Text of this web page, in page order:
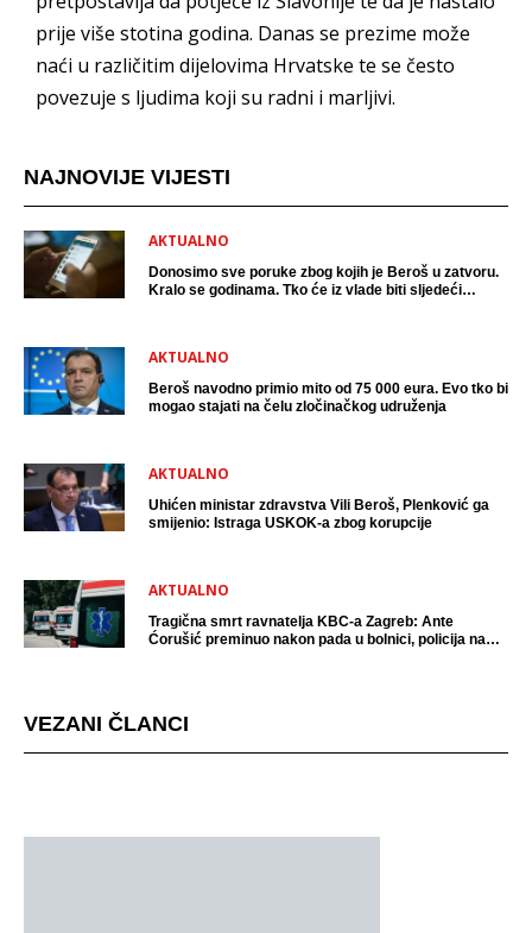
prije više stotina godina. Danas se prezime može
naći u različitim dijelovima Hrvatske te se često
povezuje s ljudima koji su radni i marljivi.
NAJNOVIJE VIJESTI
AKTUALNO
Donosimo sve poruke zbog kojih je Beroš u zatvoru.
Kralo se godinama. Tko će iz vlade biti sljedeći
AKTUALNO
Beroš navodno primio mito od 75 000 eura. Evo tko bi
mogao stajati na čelu zločinačkog udruženja
AKTUALNO
Uhićen ministar zdravstva Vili Beroš, Plenković ga
smijenio: Istraga USKOK-a zbog korupcije
AKTUALNO
Tragična smrt ravnatelja KBC-a Zagreb: Ante
Ćorušić preminuo nakon pada u bolnici, policija na
VEZANI ČLANCI